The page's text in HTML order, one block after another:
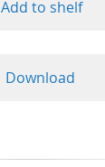
Add to shelf
Download